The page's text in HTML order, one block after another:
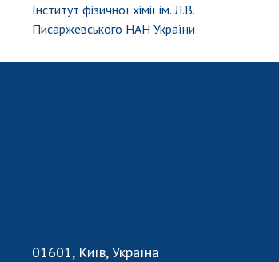
Інститут фізичної хімії ім. Л.В.
Писаржевського НАН України
01601, Київ, Україна